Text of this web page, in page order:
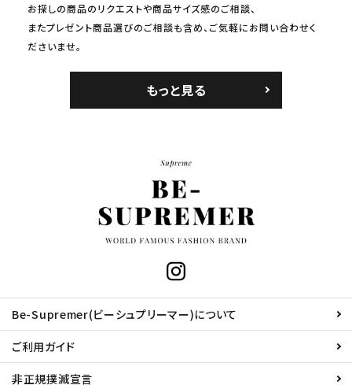
お探しの商品のリクエストや商品サイズ感のご相談、
またプレゼント商品選びのご相談も含め、ご気軽にお問い合わせく
ださいませ。
もっと見る
Be-Supremer(ビーシュプリーマー)について
ご利用ガイド
非正規撲滅宣言